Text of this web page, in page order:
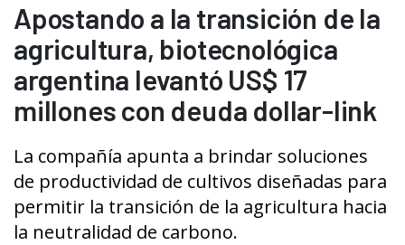
Apostando a la transición de la
agricultura, biotecnológica
argentina levantó US$ 17
millones con deuda dollar-link
La compañía apunta a brindar soluciones
de productividad de cultivos diseñadas para
permitir la transición de la agricultura hacia
la neutralidad de carbono.